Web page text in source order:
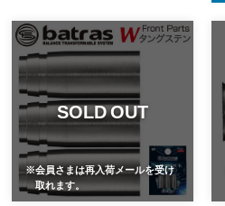
SOLD OUT
※会員さまは再入荷メールを受け
取れます。